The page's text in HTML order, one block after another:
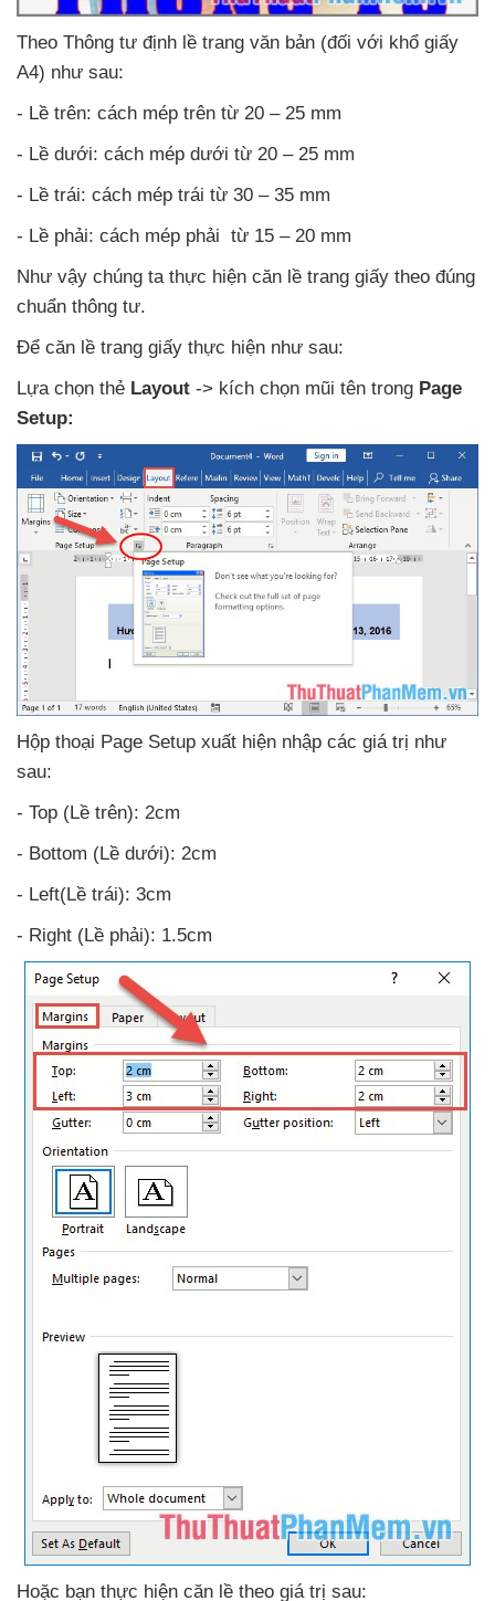
Theo Thông tư định lề trang văn bản (đối với khổ giấy
A4) như sau:
- Lề trên: cách mép trên từ 20 – 25 mm
- Lề dưới: cách mép dưới từ 20 – 25 mm
- Lề trái: cách mép trái từ 30 – 35 mm
- Lề phải: cách mép phải từ 15 – 20 mm
Như vậy chúng ta thực hiện căn lề trang giấy theo đúng
chuẩn thông tư.
Để căn lề trang giấy thực hiện như sau:
Lựa chọn thẻ Layout -> kích chọn mũi tên trong Page
Setup:
Hộp thoại Page Setup xuất hiện nhập các giá trị như
sau:
- Top (Lề trên): 2cm
- Bottom (Lề dưới): 2cm
- Left(Lề trái): 3cm
- Right (Lề phải): 1.5cm
Hoặc bạn thực hiện căn lề theo giá trị sau: